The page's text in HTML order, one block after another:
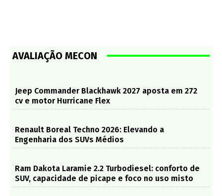
AVALIAÇÃO MECON
Jeep Commander Blackhawk 2027 aposta em 272
cv e motor Hurricane Flex
Renault Boreal Techno 2026: Elevando a
Engenharia dos SUVs Médios
Ram Dakota Laramie 2.2 Turbodiesel: conforto de
SUV, capacidade de picape e foco no uso misto